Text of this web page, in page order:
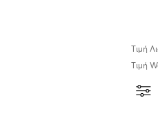
Τιμή
Τιμή